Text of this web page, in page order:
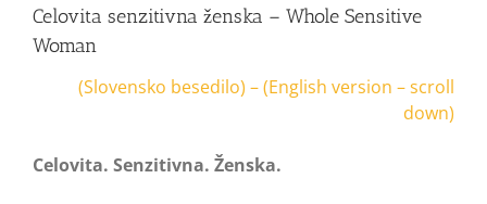
Celovita senzitivna ženska – Whole Sensitive
Woman
(Slovensko besedilo) – (English version – scroll
down)
Celovita. Senzitivna. Ženska.